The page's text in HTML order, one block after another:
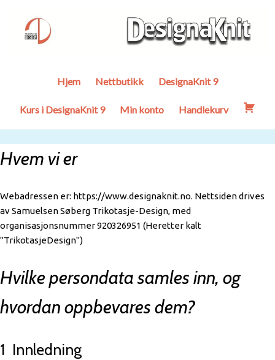
Hjem Nettbutikk DesignaKnit 9
Kurs i DesignaKnit 9 Min konto Handlekurv
Hvem vi er
Webadressen er: https://www.designaknit.no. Nettsiden drives
av Samuelsen Søberg Trikotasje-Design, med
organisasjonsnummer 920326951 (Heretter kalt
"TrikotasjeDesign")
Hvilke persondata samles inn, og
hvordan oppbevares dem?
1 Innledning